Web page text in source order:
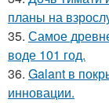
планы на
35. Самое
воде 101 год.
36. Galant в
инновации.